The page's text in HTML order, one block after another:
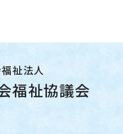
祉法人
福祉協議会